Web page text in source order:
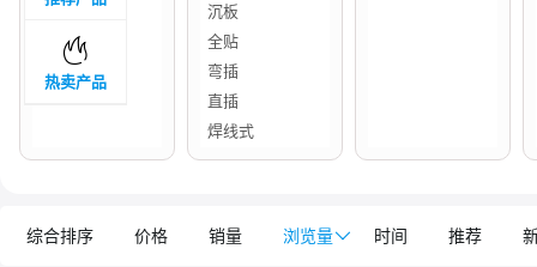
综合排序 价格 销量 浏览量 时间 推荐

热卖产品